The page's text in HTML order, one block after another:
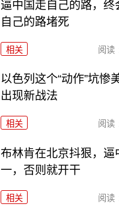
逼中国走自己的路，终
自己的路堵死
相关 阅读
以色列这个“动作”坑惨
出现新战法
相关 阅读
布林肯在北京抖狠，逼
一，否则就开干
相关 阅读